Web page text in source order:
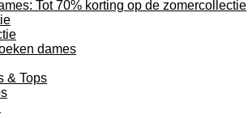
Tot 70% korting op de zomercollectie
dames
& Tops